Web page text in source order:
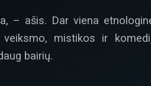
– ašis. Dar viena
mistikos ir
bairių.